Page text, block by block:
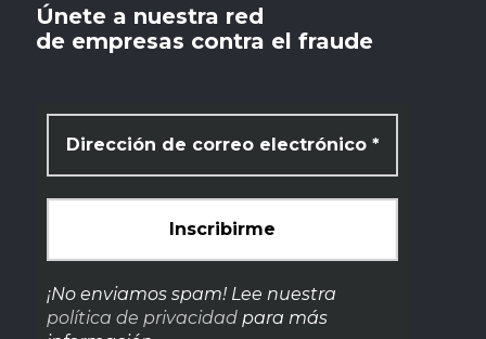
Únete a nuestra red
de empresas contra el fraude
¡No enviamos spam! Lee nuestra
política de privacidad para más